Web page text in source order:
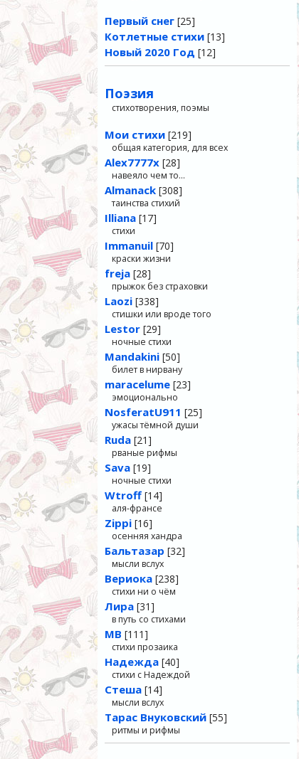
Первый снег [25]
Котлетные стихи [13]
Новый 2020 Год [12]
Поэзия
стихотворения, поэмы
Мои стихи [219]
общая категория, для всех
Alex7777x [28]
навеяло чем то…
Almanack [308]
таинства стихий
Illiana [17]
стихи
Immanuil [70]
краски жизни
freja [28]
прыжок без страховки
Laozi [338]
стишки или вроде того
Lestor [29]
ночные стихи
Mandakini [50]
билет в нирвану
maracelume [23]
эмоционально
NosferatU911 [25]
ужасы тёмной души
Ruda [21]
рваные рифмы
Sava [19]
ночные стихи
Wtroff [14]
аля-франсе
Zippi [16]
осенняя хандра
Бальтазар [32]
мысли вслух
Вериока [238]
стихи ни о чём
Лира [31]
в путь со стихами
МВ [111]
стихи прозаика
Надежда [40]
стихи с Надеждой
Стеша [14]
мысли вслух
Тарас Внуковский [55]
ритмы и рифмы